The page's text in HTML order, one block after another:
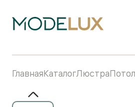
ГлавнаяКаталогЛюстра